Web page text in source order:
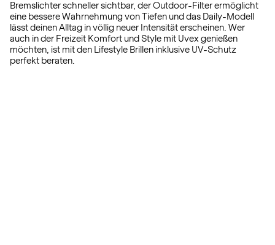
Bremslichter schneller sichtbar, der Outdoor-Filter ermöglicht
eine bessere Wahrnehmung von Tiefen und das Daily-Modell
lässt deinen Alltag in völlig neuer Intensität erscheinen. Wer
auch in der Freizeit Komfort und Style mit Uvex genießen
möchten, ist mit den Lifestyle Brillen inklusive UV-Schutz
perfekt beraten.